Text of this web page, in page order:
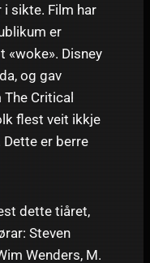
sikte. Film har
er
Disney
og gav
Critical
flest veit ikkje
Dette er berre
dette tiåret,
Steven
Wenders, M.